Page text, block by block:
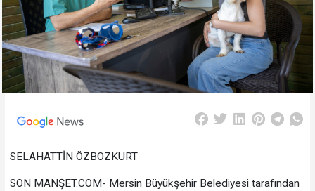
SELAHATTİN ÖZBOZKURT
SON MANŞET.COM- Mersin Büyükşehir Belediyesi tarafından